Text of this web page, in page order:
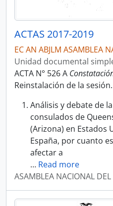
ACTAS 2017-2019
EC AN ABJLM ASAMBLEA
Unidad documental
ACTA N° 526 A
Reinstalación de la sesión.
Análisis y debate de
consulados de
(Arizona) en Estados
España, por cuanto
afectar a
… Read more
ASAMBLEA NACIONAL